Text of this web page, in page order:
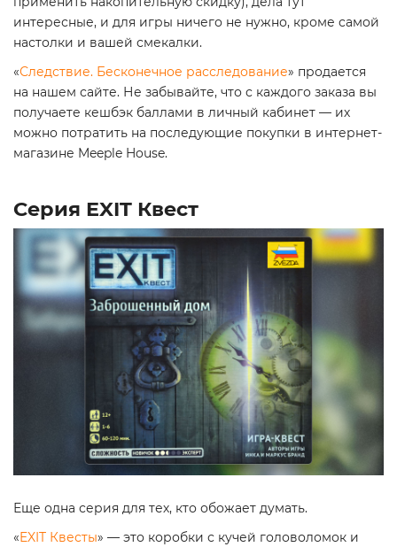
интересные, и для игры ничего не нужно, кроме самой
настолки и вашей смекалки.
«Следствие. Бесконечное расследование» продается
на нашем сайте. Не забывайте, что с каждого заказа вы
получаете кешбэк баллами в личный кабинет — их
можно потратить на последующие покупки в интернет-
магазине Meeple House.
Серия EXIT Квест
Еще одна серия для тех, кто обожает думать.
«EXIT Квесты» — это коробки с кучей головоломок и